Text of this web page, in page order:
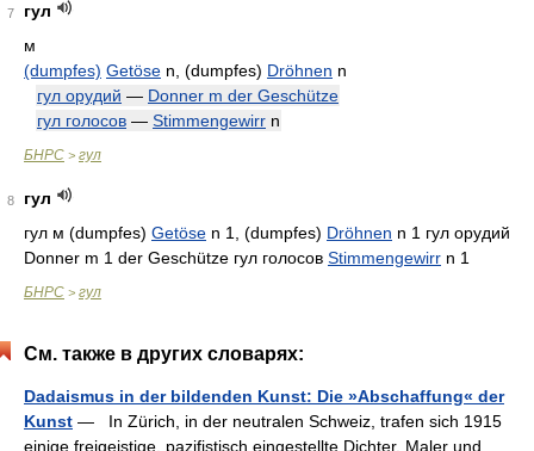
7
гул
м
(dumpfes) Getöse n, (dumpfes) Dröhnen n
гул орудий — Donner m der Geschütze
гул голосов — Stimmengewirr n
БНРС > гул
8
гул
гул м (dumpfes) Getöse n 1, (dumpfes) Dröhnen n 1 гул орудий
Donner m 1 der Geschütze гул голосов Stimmengewirr n 1
БНРС > гул
См. также в других словарях:
Dadaismus in der bildenden Kunst: Die »Abschaffung« der
Kunst — In Zürich, in der neutralen Schweiz, trafen sich 1915
einige freigeistige, pazifistisch eingestellte Dichter, Maler und